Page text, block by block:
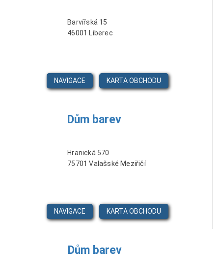
Barvířská 15
46001 Liberec
NAVIGACE KARTA OBCHODU
Dům barev
Hranická 570
75701 Valašské Meziřičí
NAVIGACE KARTA OBCHODU
Dům barev